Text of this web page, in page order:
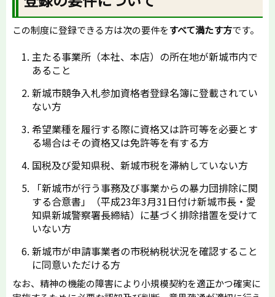
この制度に登録できる方は次の要件をすべて満たす方です。
主たる事業所（本社、本店）の所在地が新城市内で
あること
新城市競争入札参加資格者登録名簿に登載されてい
ない方
希望業種を履行する際に資格又は許可等を必要とす
る場合はその資格又は免許等を有する方
国税及び愛知県税、新城市税を滞納していない方
「新城市が行う事務及び事業からの暴力団排除に関
する合意書」（平成23年3月31日付け新城市長・愛
知県新城警察署長締結）に基づく排除措置を受けて
いない方
新城市が申請事業者の市税納税状況を確認すること
に同意いただける方
なお、精神の機能の障害により小規模契約を適正かつ確実に